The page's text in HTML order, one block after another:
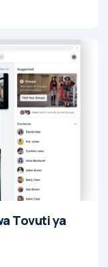
Tovuti ya